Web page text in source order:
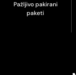
Pažljivo pakirani
paketi